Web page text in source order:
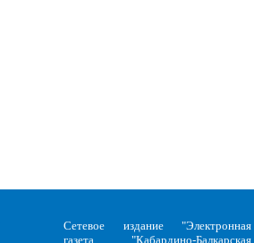
Сетевое издание "Электронная
газета "Кабардино-Балкарская